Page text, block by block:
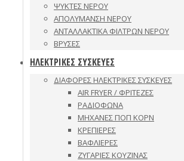
ΨΥΚΤΕΣ ΝΕΡΟΥ
ΑΠΟΛΥΜΑΝΣΗ ΝΕΡΟΥ
ΑΝΤΑΛΛΑΚΤΙΚΑ ΦΙΛΤΡΩΝ ΝΕΡΟΥ
ΒΡΥΣΕΣ
ΗΛΕΚΤΡΙΚΕΣ ΣΥΣΚΕΥΕΣ
ΔΙΑΦΟΡΕΣ ΗΛΕΚΤΡΙΚΕΣ ΣΥΣΚΕΥΕΣ
AIR FRYER / ΦΡΙΤΕΖΕΣ
ΡΑΔΙΟΦΩΝΑ
ΜΗΧΑΝΕΣ ΠΟΠ ΚΟΡΝ
ΚΡΕΠΙΕΡΕΣ
ΒΑΦΛΙΕΡΕΣ
ΖΥΓΑΡΙΕΣ ΚΟΥΖΙΝΑΣ